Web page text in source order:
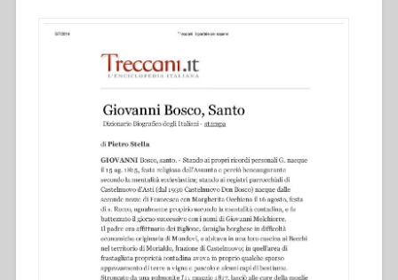
Bosco
alla
del
secolo
XX.
Atti
del
Congresso
internazionale
di
Storia